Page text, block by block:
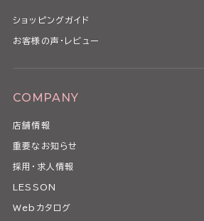
ショッピングガイド
お客様の声・レビュー
COMPANY
店舗情報
重要なお知らせ
採用・求人情報
LESSON
Webカタログ